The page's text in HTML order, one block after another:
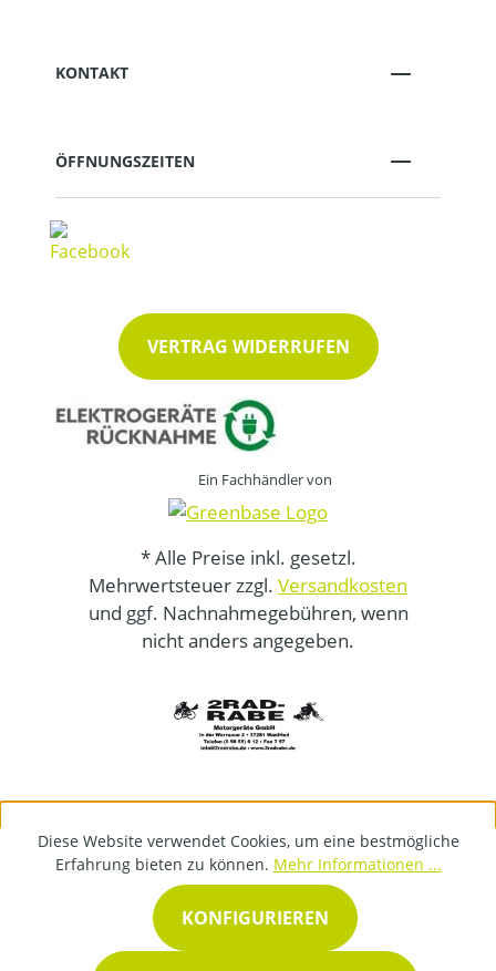
KONTAKT
ÖFFNUNGSZEITEN
VERTRAG WIDERRUFEN
Ein Fachhändler von
* Alle Preise inkl. gesetzl.
Mehrwertsteuer zzgl. Versandkosten
und ggf. Nachnahmegebühren, wenn
nicht anders angegeben.
Diese Website verwendet Cookies, um eine bestmögliche
Erfahrung bieten zu können. Mehr Informationen ...
KONFIGURIEREN